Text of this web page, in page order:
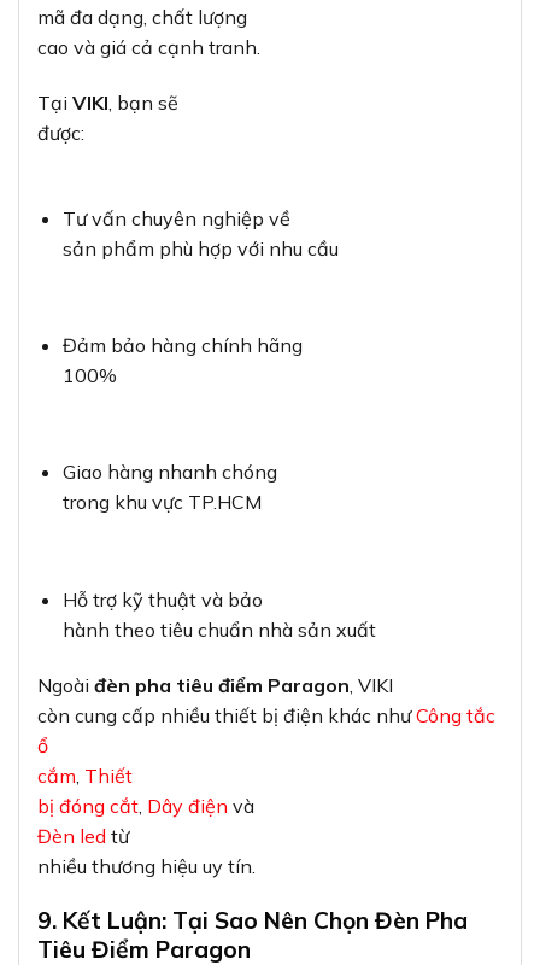
mã đa dạng, chất lượng
cao và giá cả cạnh tranh.
Tại VIKI , bạn sẽ
được:
Tư vấn chuyên nghiệp về
sản phẩm phù hợp với nhu cầu
Đảm bảo hàng chính hãng
100%
Giao hàng nhanh chóng
trong khu vực TP.HCM
Hỗ trợ kỹ thuật và bảo
hành theo tiêu chuẩn nhà sản xuất
Ngoài đèn pha tiêu điểm Paragon , VIKI
còn cung cấp nhiều thiết bị điện khác nhưCông tắc
ổ
cắm Thiết
bị đóng cắt Dây điện và
Đèn led từ
nhiều thương hiệu uy tín.
9. Kết Luận: Tại Sao Nên Chọn Đèn Pha
Tiêu Điểm Paragon